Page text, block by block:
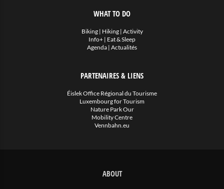
WHAT TO DO
Biking| Hiking| Activity
Info+ | Eat & Sleep
Agenda | Actualités
PARTENAIRES & LIENS
Éislek Office Régional du Tourisme
Luxembourg for Tourism
Nature Park Our
Mobility Centre
Vennbahn.eu
ABOUT